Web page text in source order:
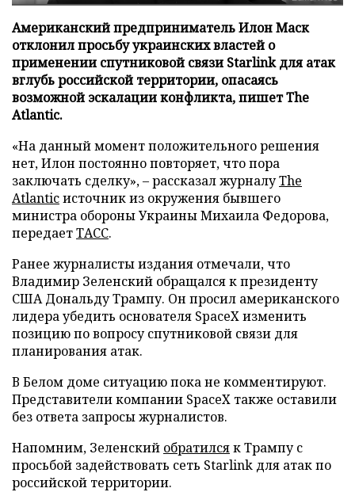
Американский предприниматель Илон Маск
отклонил просьбу украинских властей о
применении спутниковой связи Starlink для атак
вглубь российской территории, опасаясь
возможной эскалации конфликта, пишет The
Atlantic.
«На данный момент положительного решения
нет, Илон постоянно повторяет, что пора
заключать сделку», – рассказал журналуThe
Atlanticисточник из окружения бывшего
министра обороны Украины Михаила Федорова,
передаетТАСС.
Ранее журналисты издания отмечали, что
Владимир Зеленский обращался к президенту
США Дональду Трампу. Он просил американского
лидера убедить основателя SpaceX изменить
позицию по вопросу спутниковой связи для
планирования атак.
В Белом доме ситуацию пока не комментируют.
Представители компании SpaceX также оставили
без ответа запросы журналистов.
Напомним, Зеленский обратилсяк Трампу с
просьбой задействовать сеть Starlink для атак по
российской территории.